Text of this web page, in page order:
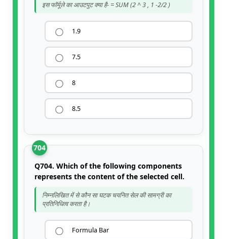
इस फॉर्मूले का आउटपुट क्या है- = SUM (2 ^ 3 , 1 -2/2 )
1.9
7.5
8
8.5
704
Q704. Which of the following components
represents the content of the selected cell.
निम्नलिखित में से कौन सा घटक चयनित सेल की सामग्री का
प्रतिनिधित्व करता है।
Formula Bar